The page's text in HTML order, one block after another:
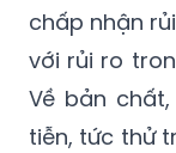
chấp nhận
với rủi ro
Về bản
tiễn, tức thử